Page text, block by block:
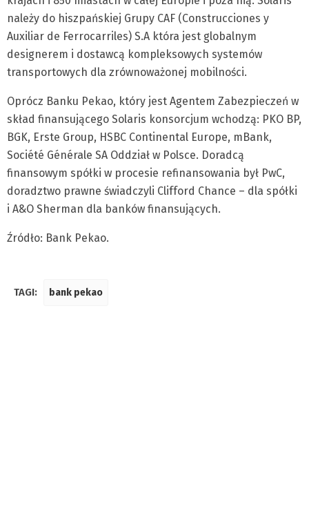
należy do hiszpańskiej Grupy CAF (Construcciones y
Auxiliar de Ferrocarriles) S.A która jest globalnym
designerem i dostawcą kompleksowych systemów
transportowych dla zrównoważonej mobilności.
Oprócz Banku Pekao, który jest Agentem Zabezpieczeń w
skład finansującego Solaris konsorcjum wchodzą: PKO BP,
BGK, Erste Group, HSBC Continental Europe, mBank,
Société Générale SA Oddział w Polsce. Doradcą
finansowym spółki w procesie refinansowania był PwC,
doradztwo prawne świadczyli Clifford Chance – dla spółki
i A&O Sherman dla banków finansujących.
Źródło: Bank Pekao.
TAGI: bank pekao